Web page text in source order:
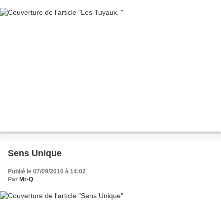
Sens Unique
Publié le 07/09/2016 à 14:02
Par Mr-Q